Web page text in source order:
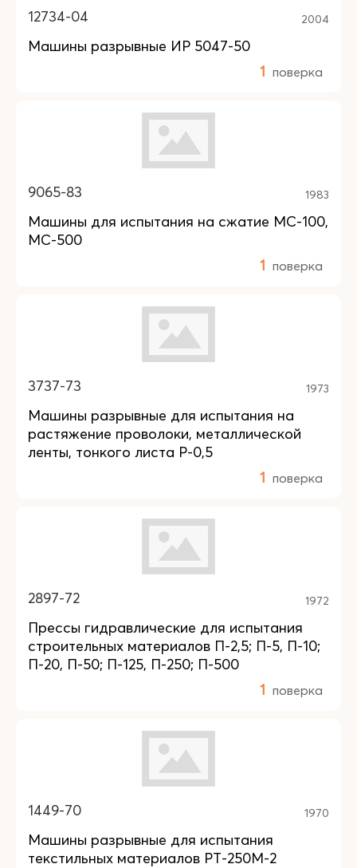
12734-04 2004
Машины разрывные ИР 5047-50
1 поверка
9065-83 1983
Машины для испытания на сжатие МС-100,
МС-500
1 поверка
3737-73 1973
Машины разрывные для испытания на
растяжение проволоки, металлической
ленты, тонкого листа Р-0,5
1 поверка
2897-72 1972
Прессы гидравлические для испытания
строительных материалов П-2,5; П-5, П-10;
П-20, П-50; П-125, П-250; П-500
1 поверка
1449-70 1970
Машины разрывные для испытания
текстильных материалов РТ-250М-2